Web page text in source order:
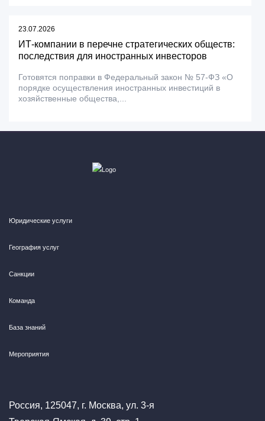
23.07.2026
ИТ-компании в перечне стратегических обществ:
последствия для иностранных инвесторов
Готовятся поправки в Федеральный закон № 57-ФЗ «О
порядке осуществления иностранных инвестиций в
хозяйственные общества,...
Юридические услуги
География услуг
Санкции
Команда
База знаний
Мероприятия
Россия, 125047, г. Москва, ул. 3-я